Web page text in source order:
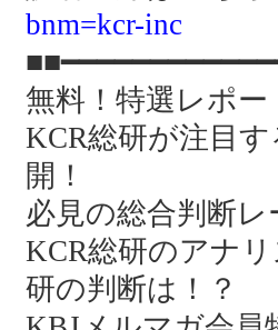
bnm=kcr-inc
無料！特選レポー
KCR総研が注目
開！
必見の総合判断
KCR総研のアナ
研の判断は！？